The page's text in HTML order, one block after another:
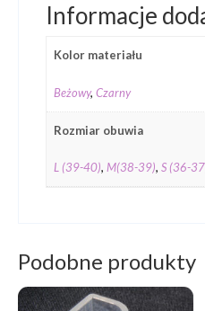
Informacje
Kolor materiału
Beżowy, Czarny
Rozmiar obuwia
L (39-40), M(38-39), S (36-
Podobne produkty